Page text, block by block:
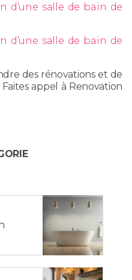
d’une salle de bain de
d’une salle de bain de
des rénovations et de
appel à Renovation